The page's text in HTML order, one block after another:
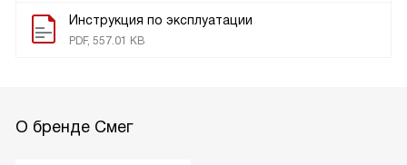
Инструкция по эксплуатации
PDF, 557.01 KB
О бренде Смег